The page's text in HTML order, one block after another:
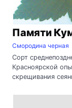
Памяти
Смородина черная
Сорт
Красноярской
скрещивания